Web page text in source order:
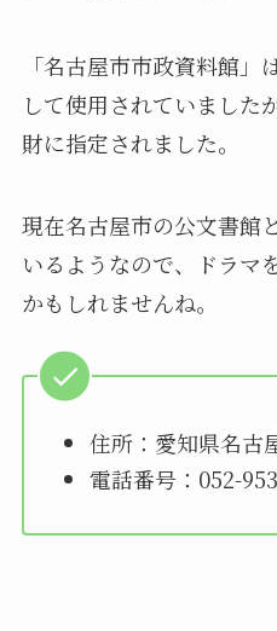
「名古屋市市政資料館」
して使用されていました
財に指定されました。
現在名古屋市の公文書館
いるようなので、ドラマ
かもしれませんね。
住所：愛知県名古
電話番号：052-